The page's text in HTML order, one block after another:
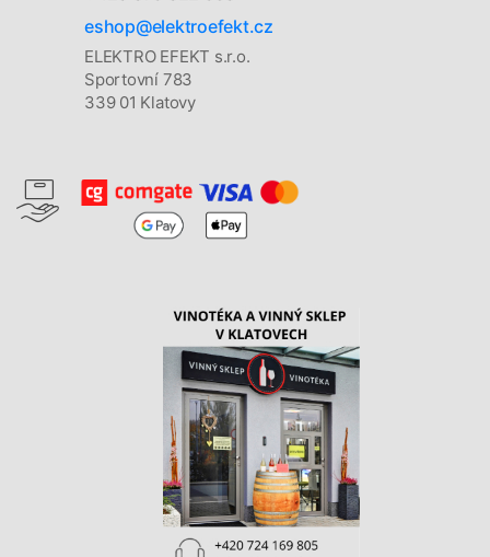
eshop@elektroefekt.cz
ELEKTRO EFEKT s.r.o.
Sportovní 783
339 01 Klatovy